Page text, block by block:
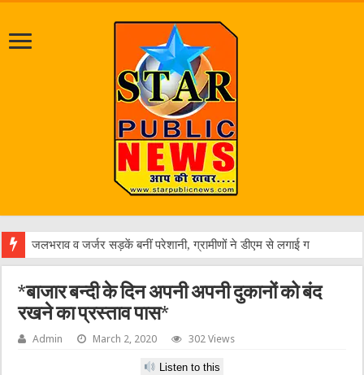
ए
*बाजार बन्दी के दिन अपनी अपनी दुकानों को बंद
रखने का प्रस्ताव पास*
Admin March 2, 2020 302 Views
Listen to this